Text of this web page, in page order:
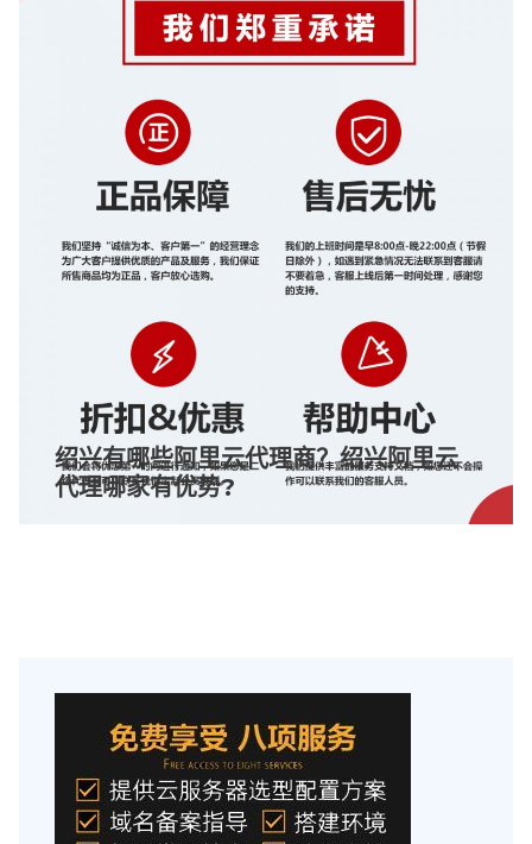
绍兴有哪些阿里云代理商？绍兴阿里云
代理哪家有优势?